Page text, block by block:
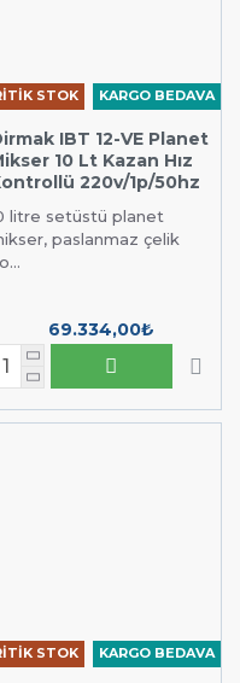
KARGO BEDAVA
STOK
IBT 12-VE Planet
10 Lt Kazan Hız
220v/1p/50hz
litre setüstü planet
paslanmaz çelik
69.334,00₺
KARGO BEDAVA
STOK